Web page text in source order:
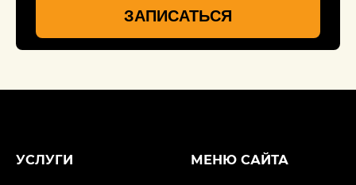
ЗАПИСАТЬСЯ
УСЛУГИ МЕНЮ САЙТА